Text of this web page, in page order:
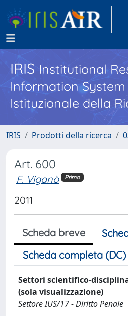
IRISInstitutional
Information System
Istituzionale della
IRIS Prodotti della ricerca
Art. 600
F. Viganò Primo
2011
Scheda breve
Scheda completa (DC)
Settori scientifico-
(sola visualizzazione)
Settore IUS/17 - Diritto Penale